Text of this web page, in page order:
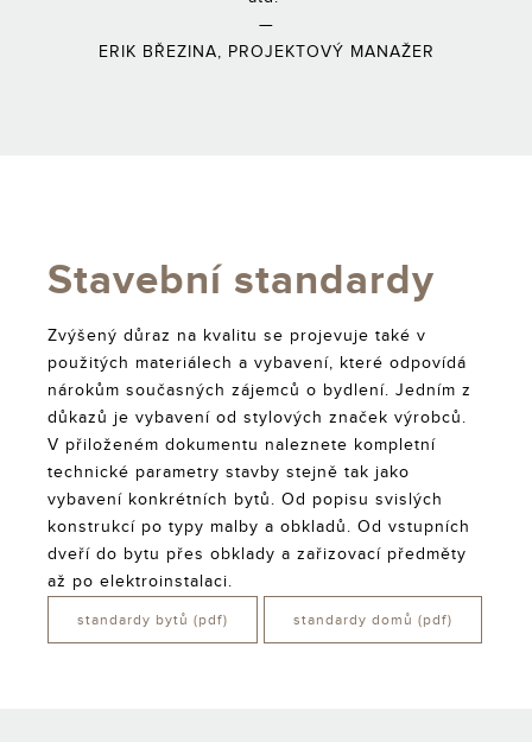
—
ERIK BŘEZINA, PROJEKTOVÝ MANAŽER
Stavební standardy
Zvýšený důraz na kvalitu se projevuje také v
použitých materiálech a vybavení, které odpovídá
nárokům současných zájemců o bydlení. Jedním z
důkazů je vybavení od stylových značek výrobců.
V přiloženém dokumentu naleznete kompletní
technické parametry stavby stejně tak jako
vybavení konkrétních bytů. Od popisu svislých
konstrukcí po typy malby a obkladů. Od vstupních
dveří do bytu přes obklady a zařizovací předměty
až po elektroinstalaci.
standardy bytů (pdf) standardy domů (pdf)